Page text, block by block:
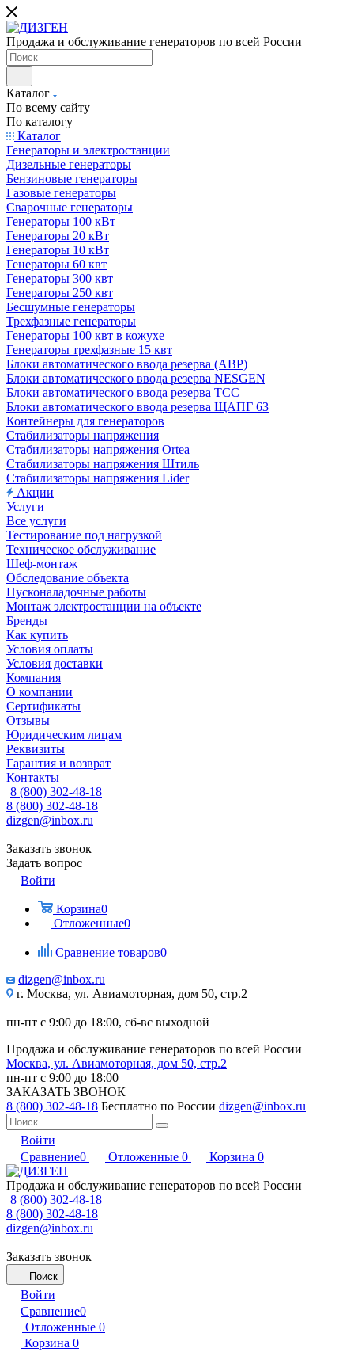
Продажа и обслуживание генераторов по всей России
Каталог
По всему сайту
По каталогу
Каталог
Генераторы и электростанции
Дизельные генераторы
Бензиновые генераторы
Газовые генераторы
Сварочные генераторы
Генераторы 100 кВт
Генераторы 20 кВт
Генераторы 10 кВт
Генераторы 60 квт
Генераторы 300 квт
Генераторы 250 квт
Бесшумные генераторы
Трехфазные генераторы
Генераторы 100 квт в кожухе
Генераторы трехфазные 15 квт
Блоки автоматического ввода резерва (АВР)
Блоки автоматического ввода резерва NESGEN
Блоки автоматического ввода резерва ТСС
Блоки автоматического ввода резерва ЩАПГ 63
Контейнеры для генераторов
Стабилизаторы напряжения
Стабилизаторы напряжения Ortea
Стабилизаторы напряжения Штиль
Стабилизаторы напряжения Lider
Акции
Услуги
Все услуги
Тестирование под нагрузкой
Техническое обслуживание
Шеф-монтаж
Обследование объекта
Пусконаладочные работы
Монтаж электростанции на объекте
Бренды
Как купить
Условия оплаты
Условия доставки
Компания
О компании
Сертификаты
Отзывы
Юридическим лицам
Реквизиты
Гарантия и возврат
Контакты
8 (800) 302-48-18
8 (800) 302-48-18
dizgen@inbox.ru
Заказать звонок
Задать вопрос
Войти
Корзина0
Отложенные0
Сравнение товаров0
dizgen@inbox.ru
г. Москва, ул. Авиамоторная, дом 50, стр.2
пн-пт с 9:00 до 18:00, сб-вс выходной
Продажа и обслуживание генераторов по всей России
Москва, ул. Авиамоторная, дом 50, стр.2
пн-пт с 9:00 до 18:00
ЗАКАЗАТЬ ЗВОНОК
8 (800) 302-48-18 Бесплатно по России dizgen@inbox.ru
Войти
Сравнение0 Отложенные 0 Корзина 0
Продажа и обслуживание генераторов по всей России
8 (800) 302-48-18
8 (800) 302-48-18
dizgen@inbox.ru
Заказать звонок
Поиск
Войти
Сравнение0
Отложенные 0
Корзина 0